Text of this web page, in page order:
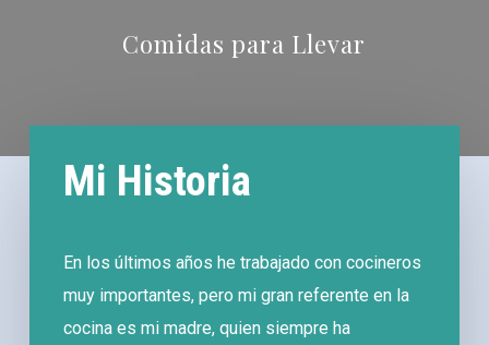
Comidas para Llevar
Mi Historia
En los últimos años he trabajado con cocineros
muy importantes, pero mi gran referente en la
cocina es mi madre, quien siempre ha